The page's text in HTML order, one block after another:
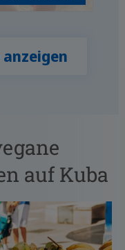
auf Kuba